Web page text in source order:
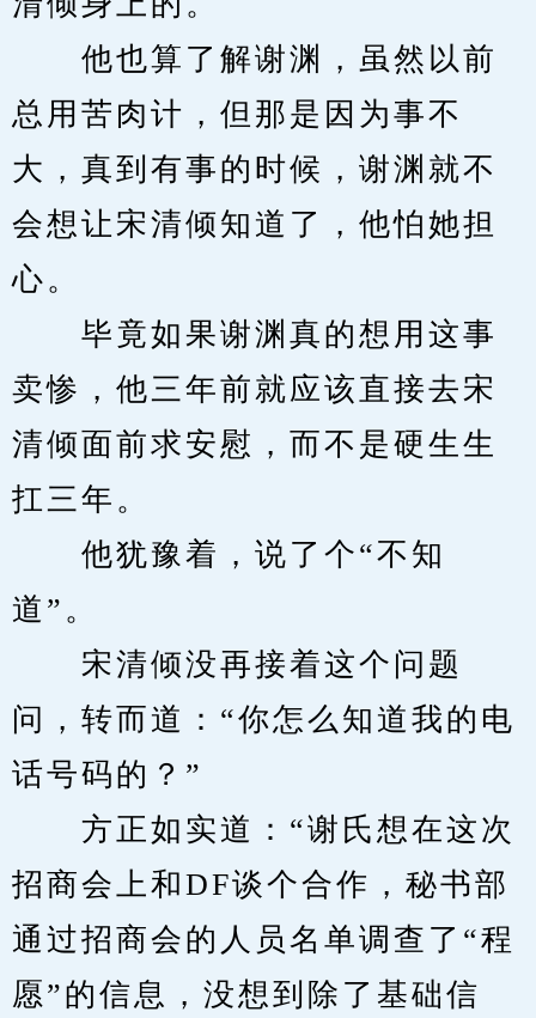
他也算了解谢渊，虽然以前
总用苦肉计，但那是因为事不
大，真到有事的时候，谢渊就不
会想让宋清倾知道了，他怕她担
心。
毕竟如果谢渊真的想用这事
卖惨，他三年前就应该直接去宋
清倾面前求安慰，而不是硬生生
扛三年。
他犹豫着，说了个“不知
道”。
宋清倾没再接着这个问题
问，转而道：“你怎么知道我的电
话号码的？”
方正如实道：“谢氏想在这次
招商会上和DF谈个合作，秘书部
通过招商会的人员名单调查了“程
愿”的信息，没想到除了基础信